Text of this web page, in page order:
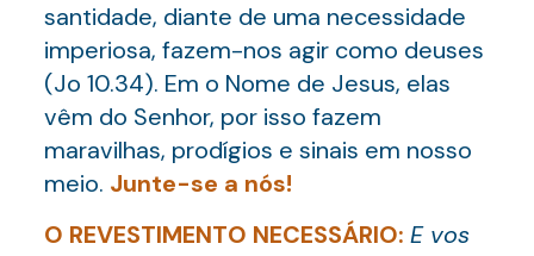
santidade, diante de uma necessidade
imperiosa, fazem-nos agir como deuses
(Jo 10.34). Em o Nome de Jesus, elas
vêm do Senhor, por isso fazem
maravilhas, prodígios e sinais em nosso
meio. Junte-se a nós!
O REVESTIMENTO NECESSÁRIO: E vos